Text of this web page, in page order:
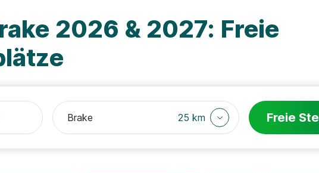
2026 & 2027: Freie
25 km Freie